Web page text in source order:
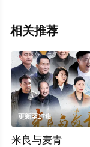
相关推荐
更新至17集
米良与麦青